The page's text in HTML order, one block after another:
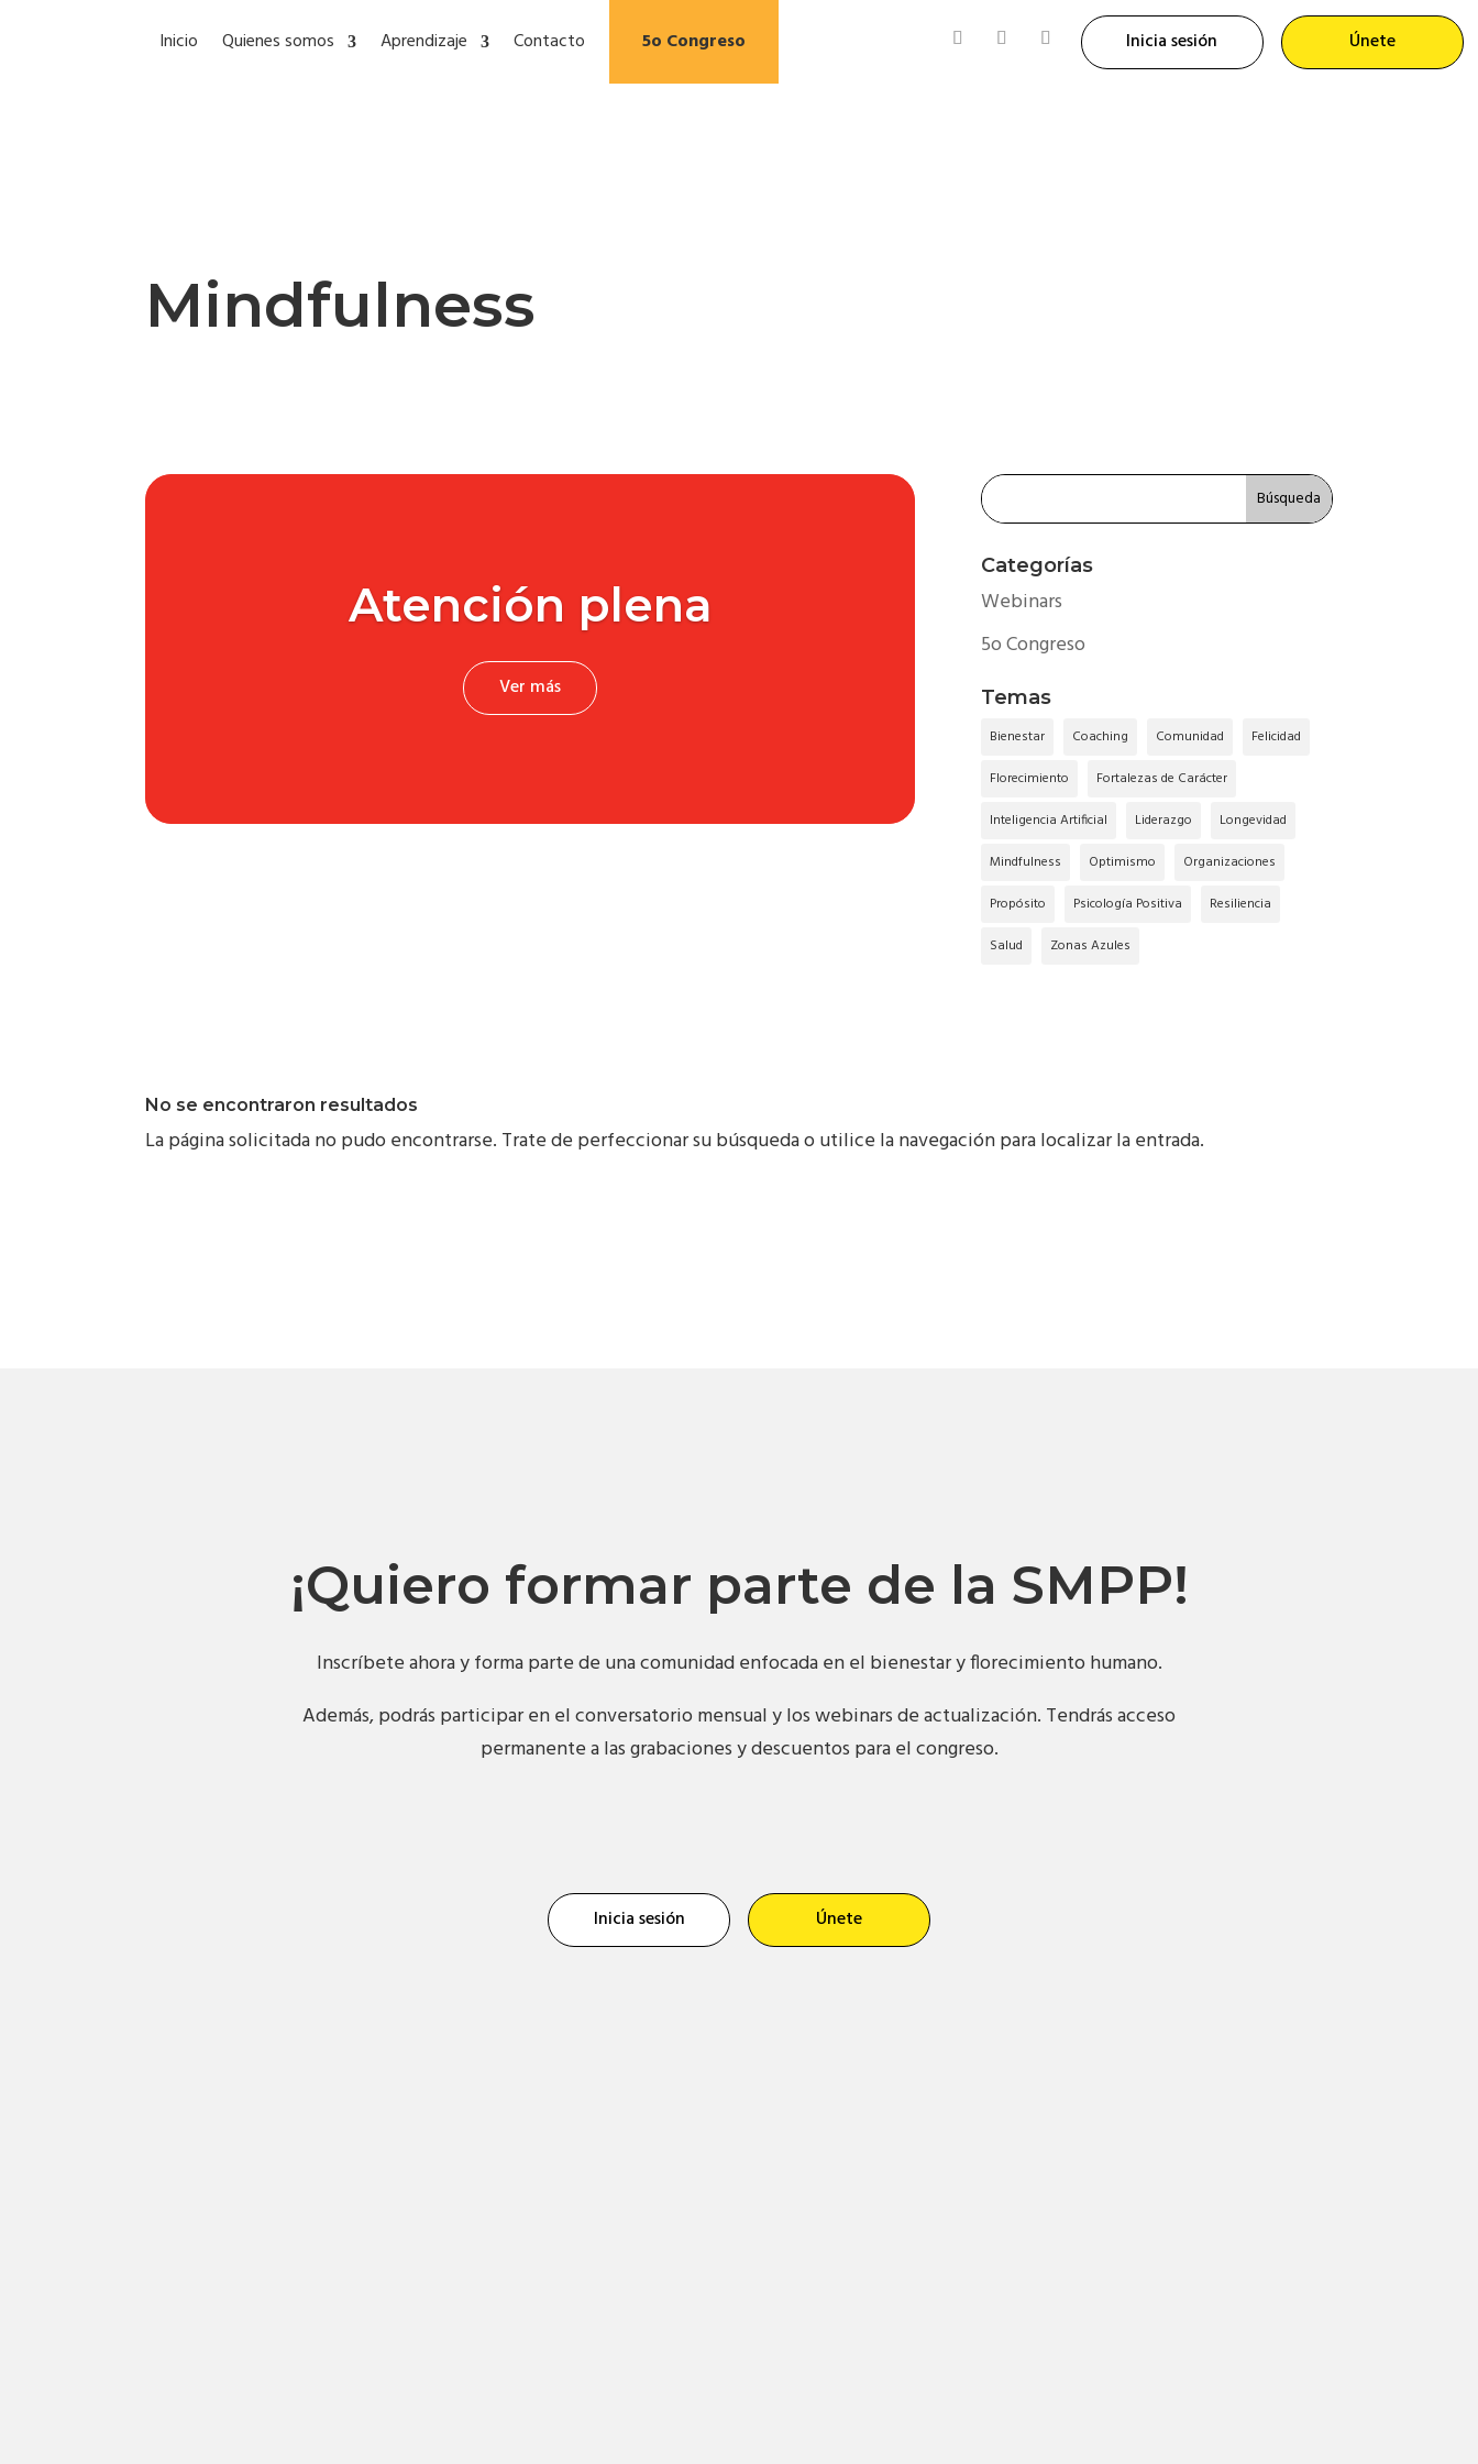
Inicio Quienes somos Aprendizaje Contacto 5o Congreso Inicia sesión Únete
Mindfulness
Atención plena
Ver más
Categorías
Webinars
5o Congreso
Temas
Bienestar Coaching Comunidad
Felicidad
Florecimiento
Fortalezas de Carácter
Inteligencia Artificial
Liderazgo
Longevidad
Mindfulness
Optimismo
Organizaciones
Propósito
Psicología Positiva
Resiliencia
Salud
Zonas Azules
No se encontraron resultados
La página solicitada no pudo encontrarse. Trate de perfeccionar su búsqueda o utilice la navegación para localizar la entrada.
¡Quiero formar parte de la SMPP!
Inscríbete ahora y forma parte de una comunidad enfocada en el bienestar y florecimiento humano.
Además, podrás participar en el conversatorio mensual y los webinars de actualización. Tendrás acceso
permanente a las grabaciones y descuentos para el congreso.
Inicia sesión Únete